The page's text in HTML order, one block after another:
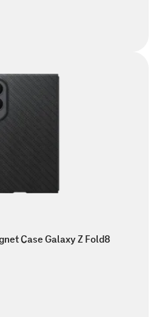
Case Galaxy Z Fold8